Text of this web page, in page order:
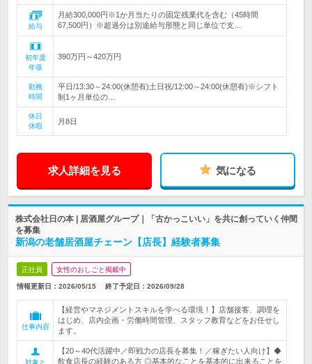
給与
月給300,000円※1か月当たりの固定残業代を含む（45時間
67,500円）※超過分は別途給与形態と同じ単位で支…
初年度
年収
390万円～420万円
勤務
時間
平日/13:30～24:00(休憩有)土日祝/12:00～24:00(休憩有)※シフト
制1ヶ月単位の…
休日
休暇
月8日
求人詳細を見る 気になる
株式会社日の本 | 居酒屋グループ｜「古かっこいい」を共に創っていく仲間
を募集
新潟の老舗居酒屋チェーン【店長】経験者募集
正社員 女性のおしごと掲載中
情報更新日：2026/05/15 終了予定日： 2026/09/28
仕事内容
【経営やマネジメントスキルを学べる環境！】店舗接客、調理を
はじめ、店内企画・労働時間管理、スタッフ教育などをお任せし
ます。
対象と
【20～40代活躍中／即戦力の店長を募集！／稼ぎたい人向け】◆
飲食店長の経験のある方 ◎基本的なことを基本的に出来ることを